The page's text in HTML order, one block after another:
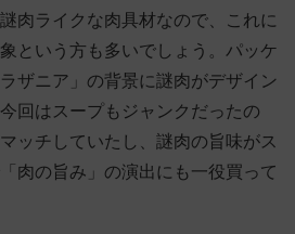
肉ライクな肉具材なので、これに
という方も多いでしょう。パッケ
ザニア」の背景に謎肉がデザイン
回はスープもジャンクだったの
ッチしていたし、謎肉の旨味がス
肉の旨み」の演出にも一役買って